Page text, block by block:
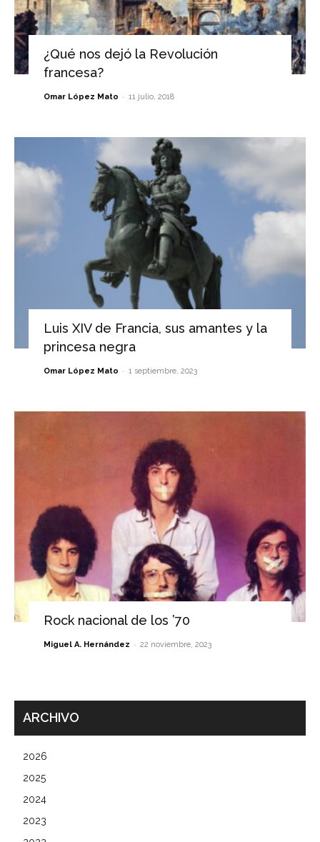
¿Qué nos dejó la Revolución
francesa?
Omar López Mato - 11 julio, 2018
Luis XIV de Francia, sus amantes y la
princesa negra
Omar López Mato - 1 septiembre, 2023
Rock nacional de los ’70
Miguel A. Hernández - 22 noviembre, 2023
ARCHIVO
2026
2025
2024
2023